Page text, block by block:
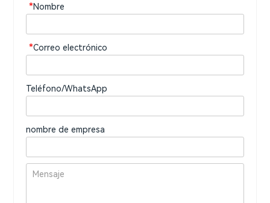
*Nombre
*Correo electrónico
Teléfono/WhatsApp
nombre de empresa